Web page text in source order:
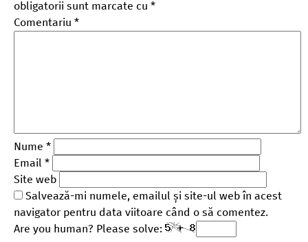
obligatorii sunt marcate cu *
Comentariu *
Nume *
Email *
Site web
Salvează-mi numele, emailul și site-ul web în acest
navigator pentru data viitoare când o să comentez.
Are you human? Please solve: